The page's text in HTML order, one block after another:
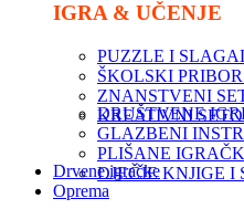
IGRA & UČENJE
PUZZLE I
ŠKOLSKI
ZNANSTVENI
KREATIVNI
DRUŠTVENE
GLAZBENI
PLIŠANE
DJEČJE KNJIGE I
Drvene igračke
Oprema